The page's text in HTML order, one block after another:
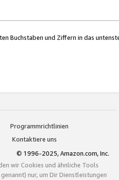
Buchstaben und Ziffern in das
Programmrichtlinien
Kontaktiere uns
© 1996-2025, Amazon.com, Inc.
wir Cookies und ähnliche Tools
nur, um Dir Dienstleistungen